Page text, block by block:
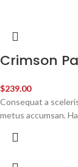
Crimson
$239.00
Consequat a
metus accumsan.